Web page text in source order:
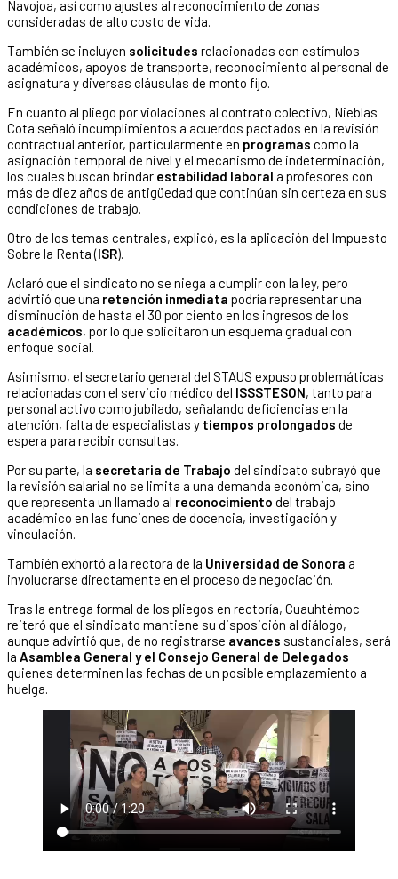
Navojoa, así como ajustes al reconocimiento de zonas
consideradas de alto costo de vida.
También se incluyen solicitudes relacionadas con estímulos
académicos, apoyos de transporte, reconocimiento al personal de
asignatura y diversas cláusulas de monto fijo.
En cuanto al pliego por violaciones al contrato colectivo, Nieblas
Cota señaló incumplimientos a acuerdos pactados en la revisión
contractual anterior, particularmente en programas como la
asignación temporal de nivel y el mecanismo de indeterminación,
los cuales buscan brindar estabilidad laboral a profesores con
más de diez años de antigüedad que continúan sin certeza en sus
condiciones de trabajo.
Otro de los temas centrales, explicó, es la aplicación del Impuesto
Sobre la Renta (ISR).
Aclaró que el sindicato no se niega a cumplir con la ley, pero
advirtió que una retención inmediata podría representar una
disminución de hasta el 30 por ciento en los ingresos de los
académicos, por lo que solicitaron un esquema gradual con
enfoque social.
Asimismo, el secretario general del STAUS expuso problemáticas
relacionadas con el servicio médico del ISSSTESON, tanto para
personal activo como jubilado, señalando deficiencias en la
atención, falta de especialistas y tiempos prolongados de
espera para recibir consultas.
Por su parte, la secretaria de Trabajo del sindicato subrayó que
la revisión salarial no se limita a una demanda económica, sino
que representa un llamado al reconocimiento del trabajo
académico en las funciones de docencia, investigación y
vinculación.
También exhortó a la rectora de la Universidad de Sonora a
involucrarse directamente en el proceso de negociación.
Tras la entrega formal de los pliegos en rectoría, Cuauhtémoc
reiteró que el sindicato mantiene su disposición al diálogo,
aunque advirtió que, de no registrarse avances sustanciales, será
la Asamblea General y el Consejo General de Delegados
quienes determinen las fechas de un posible emplazamiento a
huelga.